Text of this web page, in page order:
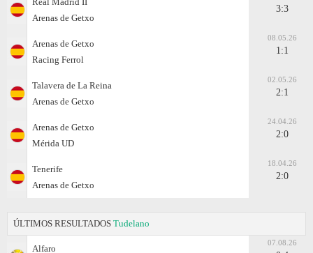
Arenas de Getxo
3:3
Arenas de Getxo
Racing Ferrol
08.05.26
1:1
Talavera de La Reina
Arenas de Getxo
02.05.26
2:1
Arenas de Getxo
Mérida UD
24.04.26
2:0
Tenerife
Arenas de Getxo
18.04.26
2:0
ÚLTIMOS RESULTADOS Tudelano
Alfaro
07.08.26